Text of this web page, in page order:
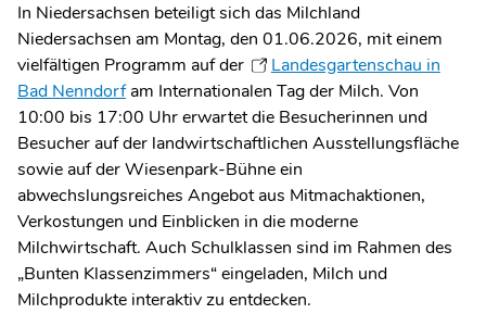
In Niedersachsen beteiligt sich das Milchland
Niedersachsen am Montag, den 01.06.2026, mit einem
vielfältigen Programm auf der
Landesgartenschau in
Bad Nenndorfam Internationalen Tag der Milch. Von
10:00 bis 17:00 Uhr erwartet die Besucherinnen und
Besucher auf der landwirtschaftlichen Ausstellungsfläche
sowie auf der Wiesenpark-Bühne ein
abwechslungsreiches Angebot aus Mitmachaktionen,
Verkostungen und Einblicken in die moderne
Milchwirtschaft. Auch Schulklassen sind im Rahmen des
„Bunten Klassenzimmers“ eingeladen, Milch und
Milchprodukte interaktiv zu entdecken.